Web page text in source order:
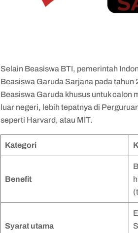
Selain Beasiswa BTI, pemerintah
Beasiswa Garuda Sarjana pada tahun
Beasiswa Garuda khusus untuk calon
luar negeri, lebih tepatnya di
seperti Harvard, atau MIT.
Kategori
Benefit
Syarat utama